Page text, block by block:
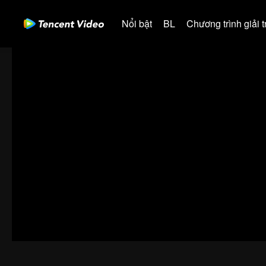
Nổi bật BL Chương trình giải